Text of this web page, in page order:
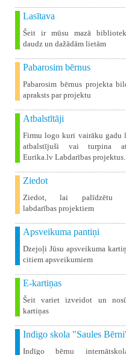
Lasītava
Šeit ir mūsu mazā
daudz un dažādām lietām
Pabarosim bērnus
Pabarosim bērnus projekta
apraksts par projektu
Atbalstītāji
Firmu logo kuri vairāku gadu
atbalstījuši vai turpina
Eurika.lv Labdarības projektus.
Ziedot
Ziedot, lai palīdzētu
labdarības projektiem
Apsveikuma pantiņi
Dzejoļi Jūsu apsveikuma
citiem apsveikumiem
E-kartiņas
Šeit variet izveidot un
kartiņas
Indigo skola "Saules
Indīgo bērnu